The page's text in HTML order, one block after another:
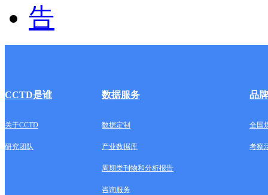
CCTD是谁 数据服务 品
关于CCTD 数据定制 全国
研究团队 产业数据库 考察
周期类刊物和分析报告
咨询服务